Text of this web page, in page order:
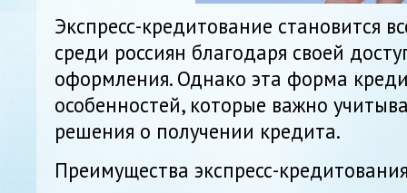
Экспресс-кредитование становится
среди россиян благодаря своей
оформления. Однако эта форма
особенностей, которые важно
решения о получении кредита.
Преимущества экспресс-